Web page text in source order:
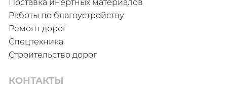
Поставка инертных материалов
Работы по благоустройству
Ремонт дорог
Спецтехника
Строительство дорог
КОНТАКТЫ